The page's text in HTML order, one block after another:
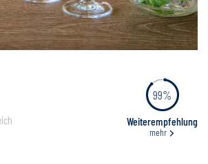
99%
Weiterempfehlung
mehr